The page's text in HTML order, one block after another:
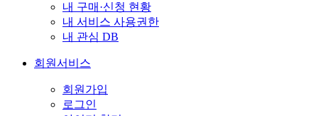
내 구매·신청 현황
내 서비스 사용권한
내 관심 DB
회원서비스
회원가입
로그인